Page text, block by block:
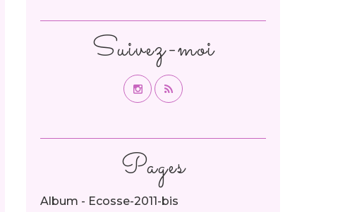
Pages
Album - Ecosse-2011-bis
Suivez-moi